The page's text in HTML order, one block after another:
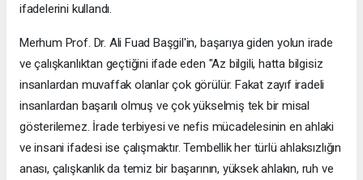
ifadelerini kullandı.
Merhum Prof. Dr. Ali Fuad Başgil'in, başarıya giden yolun irade
ve çalışkanlıktan geçtiğini ifade eden "Az bilgili, hatta bilgisiz
insanlardan muvaffak olanlar çok görülür. Fakat zayıf iradeli
insanlardan başarılı olmuş ve çok yükselmiş tek bir misal
gösterilemez. İrade terbiyesi ve nefis mücadelesinin en ahlaki
ve insani ifadesi ise çalışmaktır. Tembellik her türlü ahlaksızlığın
anası, çalışkanlık da temiz bir başarının, yüksek ahlakın, ruh ve